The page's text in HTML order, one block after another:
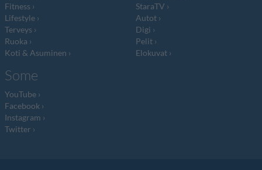
Fitness
Lifestyle
Terveys
Ruoka
Koti & Asuminen
StaraTV
Autot
Digi
Pelit
Elokuvat
Some
YouTube
Facebook
Instagram
Twitter